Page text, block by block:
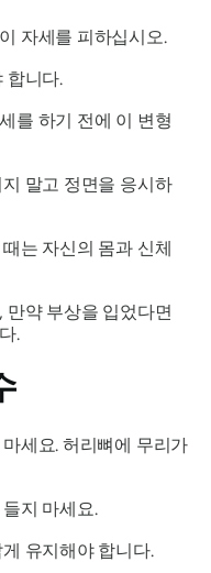
자세를 피하십시오.
합니다.
를 하기 전에 이 변형
말고 정면을 응시하
는 자신의 몸과 신체
만약 부상을 입었다면
.
세요. 허리뼈에 무리가
지 마세요.
유지해야 합니다.